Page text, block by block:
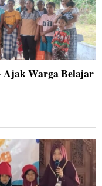
Ajak Warga Belajar